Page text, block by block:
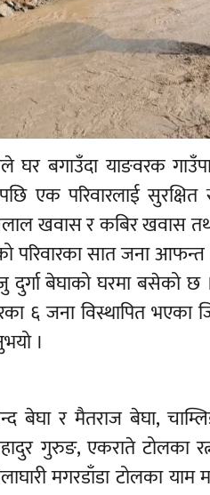
बगाउँदा याङवरक
एक परिवारलाई सुरक्षित
खवास र कबिर खवास तथा
परिवारका सात जना
दुर्गा बेघाको घरमा बसेको
६ जना विस्थापित भएका
।
बेघा र मैतराज बेघा,
गुरुङ, एकराते टोलका
मगरडाँडा टोलका